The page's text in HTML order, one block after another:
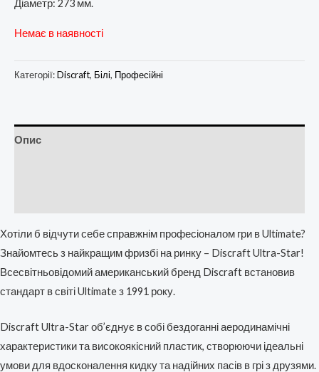
Діаметр: 273 мм.
Немає в наявності
Категорії:Discraft, Білі, Професійні
Опис
Хотіли б відчути себе справжнім професіоналом гри в Ultimate?
Знайомтесь з найкращим фризбі на ринку – Discraft Ultra-Star!
Всесвітньовідомий американський бренд Discraft встановив
стандарт в світі Ultimate з 1991 року.
Discraft Ultra-Star об’єднує в собі бездоганні аеродинамічні
характеристики та високоякісний пластик, створюючи ідеальні
умови для вдосконалення кидку та надійних пасів в грі з друзями.